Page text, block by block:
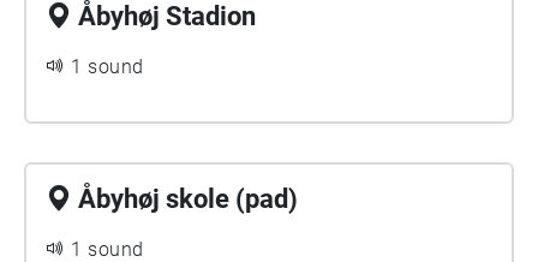
Åbyhøj Stadion
1 sound
Åbyhøj skole (pad)
1 sound